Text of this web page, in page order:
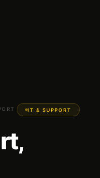
IT & SUPPORT